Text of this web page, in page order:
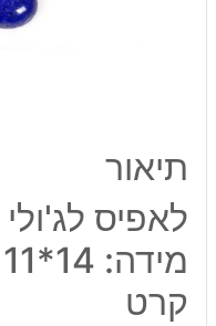
תיאור
לאפיס
קרט